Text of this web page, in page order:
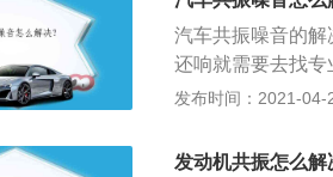
汽车共振噪音的
还响就需要去找
震动传到驾驶室
是由胎面和地面
发布时间：2021-04-
发动机共振怎么解